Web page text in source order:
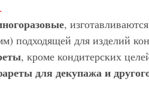
,
подходящей для изделий
, кроме кондитерских
для декупажа и